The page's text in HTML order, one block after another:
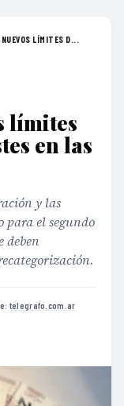
LÍMITES D...
límites
en las
y las
para el segundo
deben
telegrafo.com.ar